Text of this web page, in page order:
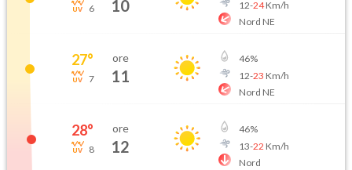
6 10
12-24Km/h
Nord NE
27°
7
ore
11
46%
12-23 Km/h
Nord NE
28°
8
ore
12
46%
13-22 Km/h
Nord